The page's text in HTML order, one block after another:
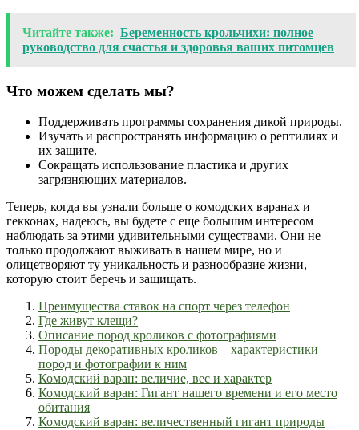
Читайте также: Беременность крольчихи: полное
руководство для счастья и здоровья ваших питомцев
Что можем сделать мы?
Поддерживать программы сохранения дикой природы.
Изучать и распространять информацию о рептилиях и
их защите.
Сокращать использование пластика и других
загрязняющих материалов.
Теперь, когда вы узнали больше о комодских варанах и
гекконах, надеюсь, вы будете с еще большим интересом
наблюдать за этими удивительными существами. Они не
только продолжают выживать в нашем мире, но и
олицетворяют ту уникальность и разнообразие жизни,
которую стоит беречь и защищать.
Преимущества ставок на спорт через телефон
Где живут клещи?
Описание пород кроликов с фотографиями
Породы декоративных кроликов – характеристики
пород и фотографии к ним
Комодский варан: величие, вес и характер
Комодский варан: Гигант нашего времени и его место
обитания
Комодский варан: величественный гигант природы